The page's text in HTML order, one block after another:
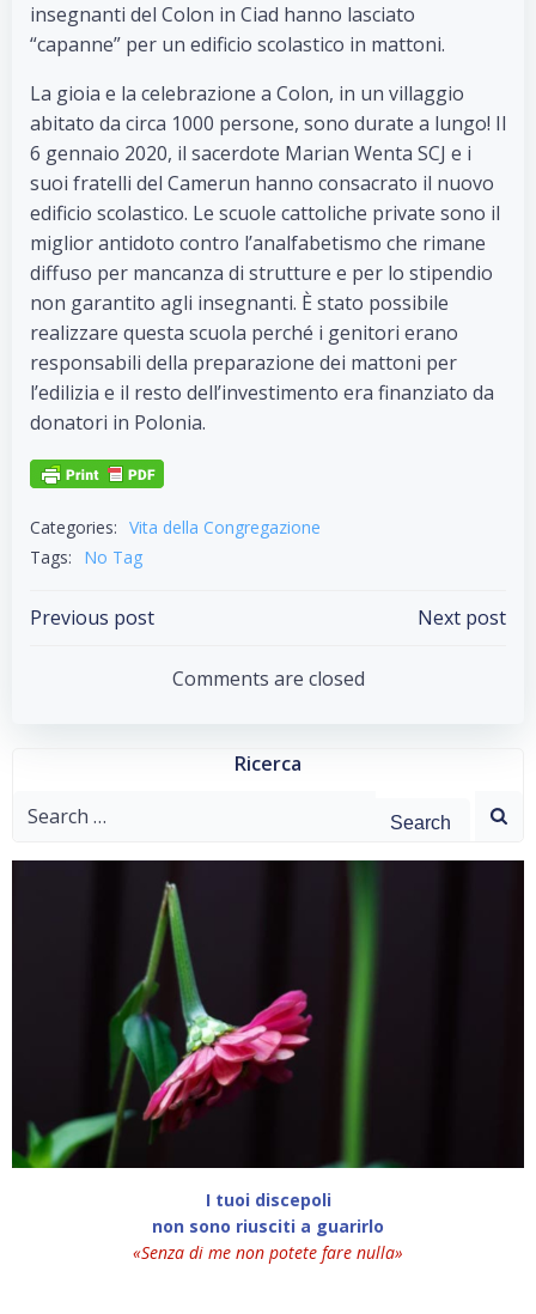
insegnanti del Colon in Ciad hanno lasciato
“capanne” per un edificio scolastico in mattoni.
La gioia e la celebrazione a Colon, in un villaggio
abitato da circa 1000 persone, sono durate a lungo! Il
6 gennaio 2020, il sacerdote Marian Wenta SCJ e i
suoi fratelli del Camerun hanno consacrato il nuovo
edificio scolastico. Le scuole cattoliche private sono il
miglior antidoto contro l’analfabetismo che rimane
diffuso per mancanza di strutture e per lo stipendio
non garantito agli insegnanti. È stato possibile
realizzare questa scuola perché i genitori erano
responsabili della preparazione dei mattoni per
l’edilizia e il resto dell’investimento era finanziato da
donatori in Polonia.
Categories: Vita della Congregazione
Tags:
No Tag
Post
navigation
Previous post
navigation
Next post
Comments are closed
Ricerca
Search
I tuoi discepoli
non sono riusciti a guarirlo
«Senza di me non potete fare nulla»